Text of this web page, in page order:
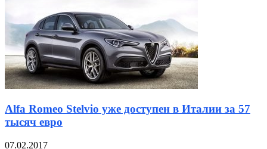
Alfa Romeo Stelvio уже доступен в Италии за 57
тысяч евро
07.02.2017